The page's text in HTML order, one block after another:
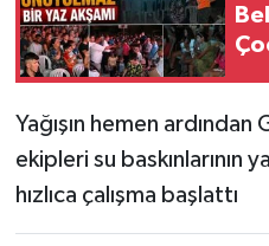
Yağışın hemen
ekipleri su baskınlarının
hızlıca çalışma başlattı
İletişim
Künye